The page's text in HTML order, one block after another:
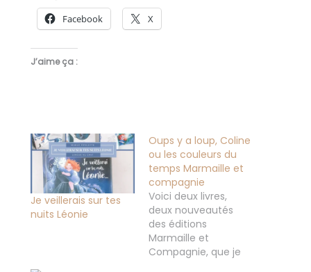
Facebook X
J’aime ça :
Je veillerais sur tes
nuits Léonie
Oups y a loup, Coline
ou les couleurs du
temps Marmaille et
compagnie
Voici deux livres,
deux nouveautés
des éditions
Marmaille et
Compagnie, que je